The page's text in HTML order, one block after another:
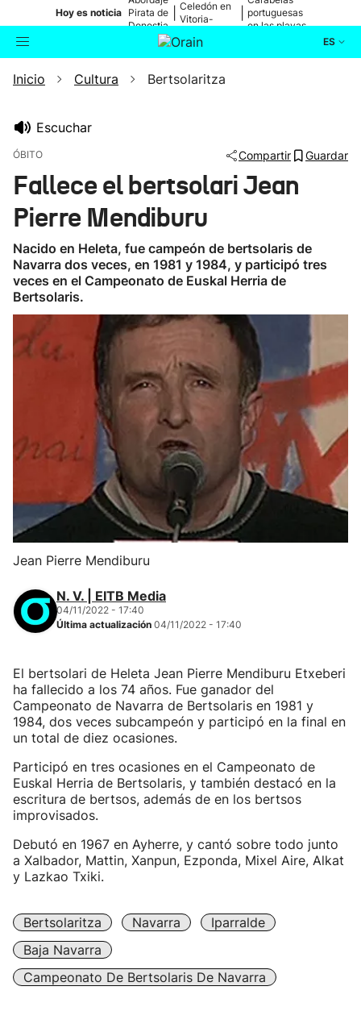
Hoy es noticia Pirata de
Donostia
Celedón en
Vitoria-
portuguesas
en las playas
ES
Buscador Actualidad
Ikusmiran
Eguraldia
Inicio Cultura Bertsolaritza
Escuchar
ÓBITO Compartir Guardar
Fallece el bertsolari Jean
Pierre Mendiburu
Nacido en Heleta, fue campeón de bertsolaris de
Navarra dos veces, en 1981 y 1984, y participó tres
veces en el Campeonato de Euskal Herria de
Bertsolaris.
Jean Pierre Mendiburu
N. V. | EITB Media
04/11/2022 - 17:40
Última actualización 04/11/2022 - 17:40
El bertsolari de Heleta Jean Pierre Mendiburu Etxeberi
ha fallecido a los 74 años. Fue ganador del
Campeonato de Navarra de Bertsolaris en 1981 y
1984, dos veces subcampeón y participó en la final en
un total de diez ocasiones.
Participó en tres ocasiones en el Campeonato de
Euskal Herria de Bertsolaris, y también destacó en la
escritura de bertsos, además de en los bertsos
improvisados.
Debutó en 1967 en Ayherre, y cantó sobre todo junto
a Xalbador, Mattin, Xanpun, Ezponda, Mixel Aire, Alkat
y Lazkao Txiki.
Bertsolaritza Navarra
Iparralde
Baja Navarra
Campeonato De Bertsolaris De Navarra